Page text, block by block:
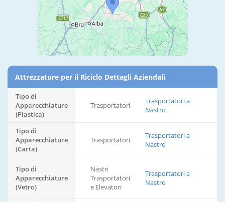
Attrezzature per il Riciclo Dettagli Aziendali
Tipo di
Apparecchiature
(Plastica)
Trasportatori
Trasportatori a
Nastro
Tipo di
Apparecchiature
(Carta)
Trasportatori
Trasportatori a
Nastro
Tipo di
Apparecchiature
(Vetro)
Nastri
Trasportatori
e Elevatori
Trasportatori a
Nastro